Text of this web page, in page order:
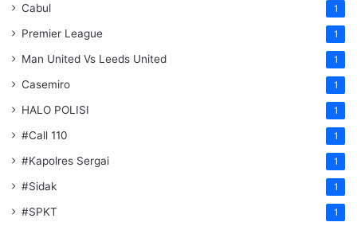
Cabul 1
Premier League 1
Man United Vs Leeds United 1
Casemiro 1
HALO POLISI 1
#Call 110 1
#Kapolres Sergai 1
#Sidak 1
#SPKT 1